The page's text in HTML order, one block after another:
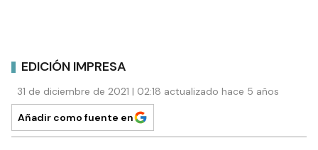
EDICIÓN IMPRESA
31 de diciembre de 2021 | 02:18 actualizado hace 5 años
Añadir como fuente en